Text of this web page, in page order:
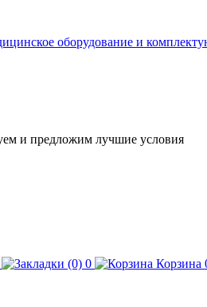
оборудование и
и предложим лучшие условия
0 Корзина